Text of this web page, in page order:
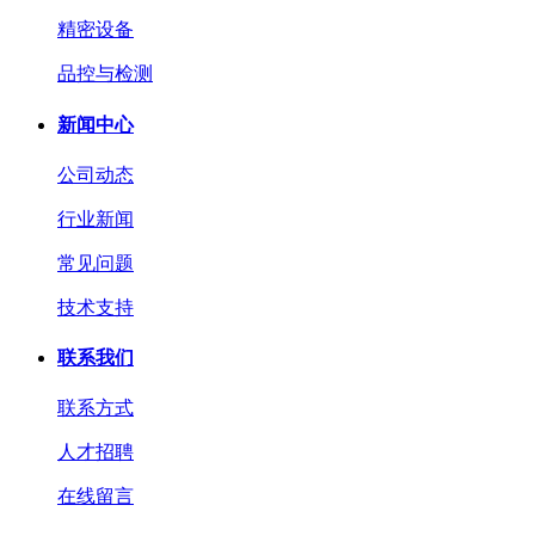
精密设备
品控与检测
新闻中心
公司动态
行业新闻
常见问题
技术支持
联系我们
联系方式
人才招聘
在线留言